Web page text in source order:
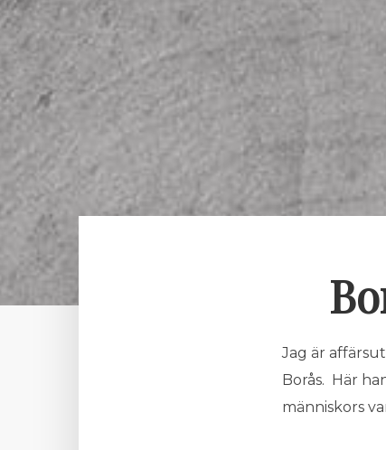
Jag är
Borås. Här
människors